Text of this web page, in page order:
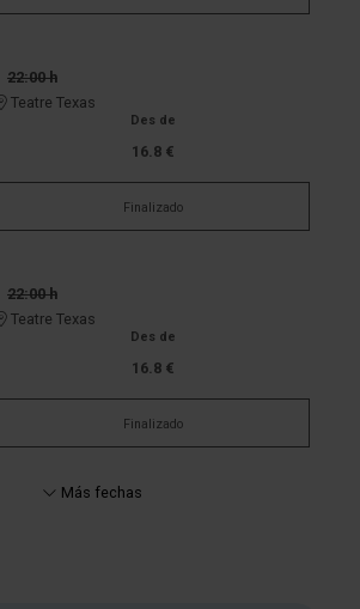
22:00 h
Teatre Texas
Des de
16.8 €
Finalizado
22:00 h
Teatre Texas
Des de
16.8 €
Finalizado
Más fechas